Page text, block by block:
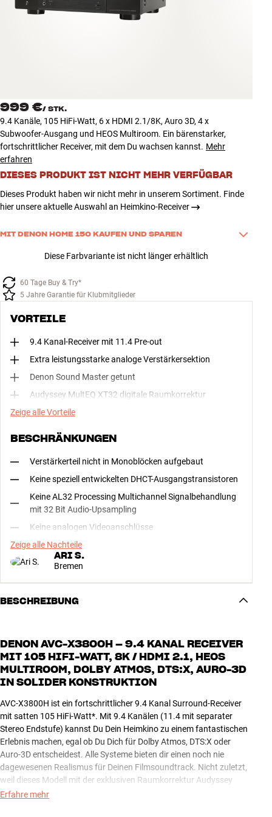
Zubehör
NEUHEITEN
ANGEBOTE
Store Finden
Kundendienst
Anmelden
Kundendienst
999 €/ STK.
9.4 Kanäle, 105 HiFi-Watt, 6 x HDMI 2.1/8K, Auro 3D, 4 x
Subwoofer-Ausgang und HEOS Multiroom. Ein bärenstarker,
fortschrittlicher Receiver, mit dem Du wachsen kannst. Mehr
erfahren
DIESES PRODUKT IST NICHT MEHR VERFÜGBAR
Dieses Produkt haben wir nicht mehr in unserem Sortiment. Finde
hier unsere aktuelle Auswahl an Heimkino-Receiver
MIT DENON HOME 150 KAUFEN UND SPAREN
Kaufe dieses Produkt zusammen mit einem Denon Home 150 und
weiteren Raum – zum Beispiel in die Küche, ins Büro oder ins
Schlafzimmer.
Diese Farbvariante ist nicht länger erhältlich
60 Tage Buy & Try*
5 Jahre Garantie für Klubmitglieder
VORTEILE
9.4 Kanal-Receiver mit 11.4 Pre-out
Extra leistungsstarke analoge Verstärkersektion
Denon Sound Master getunt
Audyssey MultEQ XT32 digitale Raumkorrektur
Zeige alle Vorteile
BESCHRÄNKUNGEN
Verstärkerteil nicht in Monoblöcken aufgebaut
Keine speziell entwickelten DHCT-Ausgangstransistoren
Keine AL32 Processing Multichannel Signalbehandlung
mit 32 Bit Audio-Upsampling
Keine analogen Videoanschlüsse
Zeige alle Nachteile
ARI S.
Bremen
BESCHREIBUNG
DENON AVC-X3800H – 9.4 KANAL RECEIVER
MIT 105 HIFI-WATT, 8K / HDMI 2.1, HEOS
MULTIROOM, DOLBY ATMOS, DTS:X, AURO-3D
IN SOLIDER KONSTRUKTION
AVC-X3800H ist ein fortschrittlicher 9.4 Kanal Surround-Receiver
mit satten 105 HiFi-Watt*. Mit 9.4 Kanälen (11.4 mit separater
Stereo Endstufe) kannst Du Dein Heimkino zu einem fantastischen
Erlebnis machen, egal ob Du Dich für Dolby Atmos, DTS:X oder
Auro-3D entscheidest. Alle Systeme bieten dir einen noch nie
dagewesenen Realismus für Deinen Filmsoundtrack. Nicht zuletzt,
weil dieses Modell mit der exklusiven Raumkorrektur Audyssey
MultEQ XT32 ausgestattet ist. Mit der Atmos Height Virtualization
Erfahre mehr